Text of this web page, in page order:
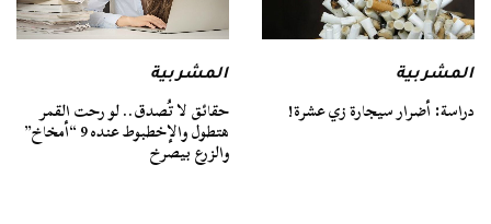
المشربية
دراسة: أضرار سيجارة زي عشرة!
المشربية
حقائق لا تُصدق.. لو رحت القمر
هتطول والإخطبوط عنده 9 “أمخاخ”
والزرع بيصرخ